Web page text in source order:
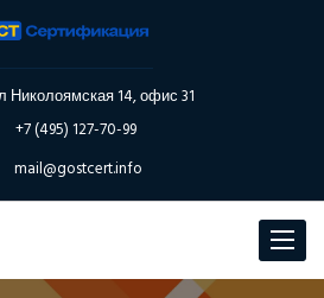
Николоямская 14, офис 31
+7 (495) 127-70-99
mail@gostcert.info
Toggle